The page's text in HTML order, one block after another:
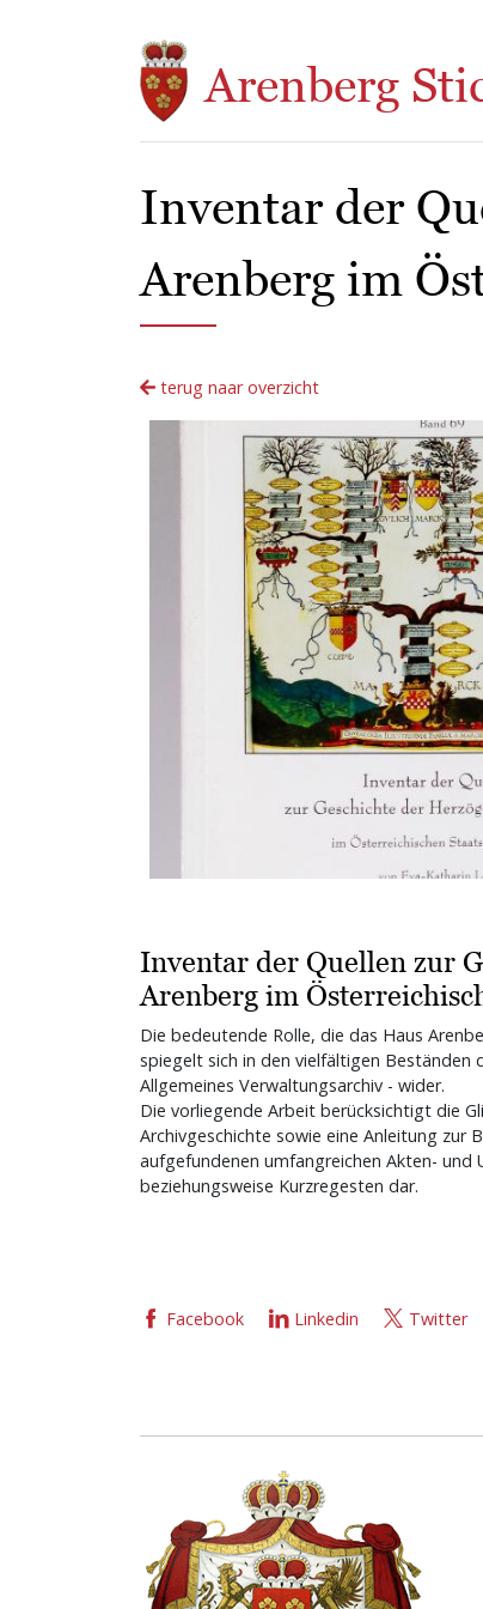
Arenberg
Inventar der
Arenberg im
terug naar overzicht
Inventar der Quellen zur
Arenberg im
Die bedeutende Rolle, die das Haus
spiegelt sich in den vielfältigen Beständen
Allgemeines Verwaltungsarchiv - wider.
Die vorliegende Arbeit berücksichtigt die
Archivgeschichte sowie eine Anleitung zur
aufgefundenen umfangreichen Akten- und
beziehungsweise Kurzregesten dar.
Facebook Linkedin Twitter